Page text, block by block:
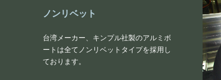
ノンリベット
台湾メーカー、キンプル社製のアルミボ
ートは全てノンリベットタイプを採用し
ております。